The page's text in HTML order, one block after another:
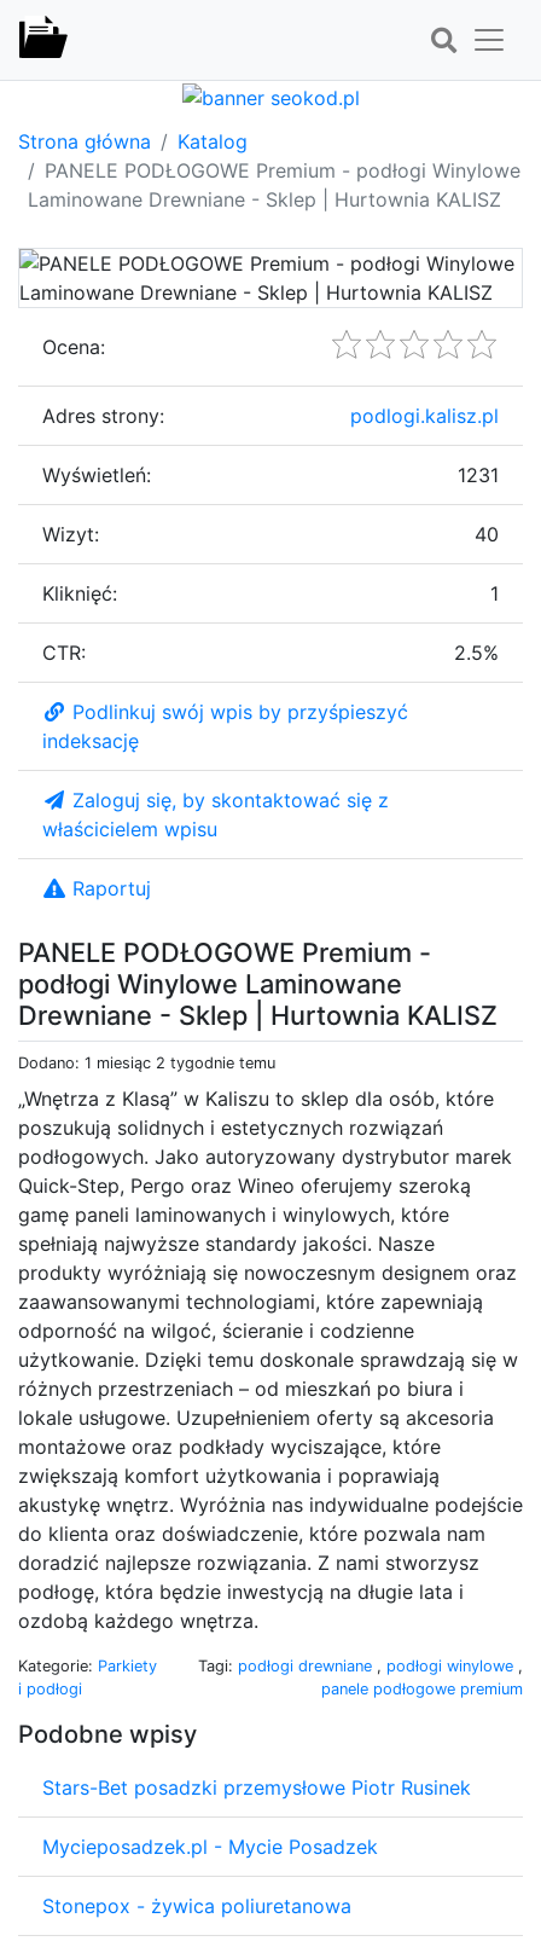
Strona główna
Katalog
PANELE PODŁOGOWE Premium - podłogi Winylowe
Laminowane Drewniane - Sklep | Hurtownia KALISZ
PANELE PODŁOGOWE Premium -
podłogi Winylowe Laminowane
Drewniane - Sklep | Hurtownia KALISZ
Dodano: 1 miesiąc 2 tygodnie temu
„Wnętrza z Klasą” w Kaliszu to sklep dla osób, które
poszukują solidnych i estetycznych rozwiązań
podłogowych. Jako autoryzowany dystrybutor marek
Quick-Step, Pergo oraz Wineo oferujemy szeroką
gamę paneli laminowanych i winylowych, które
spełniają najwyższe standardy jakości. Nasze
produkty wyróżniają się nowoczesnym designem oraz
zaawansowanymi technologiami, które zapewniają
odporność na wilgoć, ścieranie i codzienne
użytkowanie. Dzięki temu doskonale sprawdzają się w
różnych przestrzeniach – od mieszkań po biura i
lokale usługowe. Uzupełnieniem oferty są akcesoria
montażowe oraz podkłady wyciszające, które
zwiększają komfort użytkowania i poprawiają
akustykę wnętrz. Wyróżnia nas indywidualne podejście
do klienta oraz doświadczenie, które pozwala nam
doradzić najlepsze rozwiązania. Z nami stworzysz
podłogę, która będzie inwestycją na długie lata i
ozdobą każdego wnętrza.
Kategorie: Parkiety
i podłogi
Tagi: podłogi drewniane , podłogi winylowe ,
panele podłogowe premium
Podobne wpisy
Stars-Bet posadzki przemysłowe Piotr Rusinek
Mycieposadzek.pl - Mycie Posadzek
Stonepox - żywica poliuretanowa
Ocena:
Adres strony: podlogi.kalisz.pl
Wyświetleń: 1231
Wizyt: 40
Kliknięć: 1
CTR: 2.5%
Podlinkuj swój wpis by przyśpieszyć
indeksację
Zaloguj się, by skontaktować się z
właścicielem wpisu
Raportuj